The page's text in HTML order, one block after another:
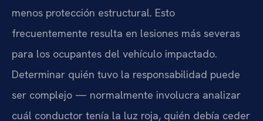
menos protección estructural. Esto
frecuentemente resulta en lesiones más severas
para los ocupantes del vehículo impactado.
Determinar quién tuvo la responsabilidad puede
ser complejo — normalmente involucra analizar
cuál conductor tenía la luz roja, quién debía ceder